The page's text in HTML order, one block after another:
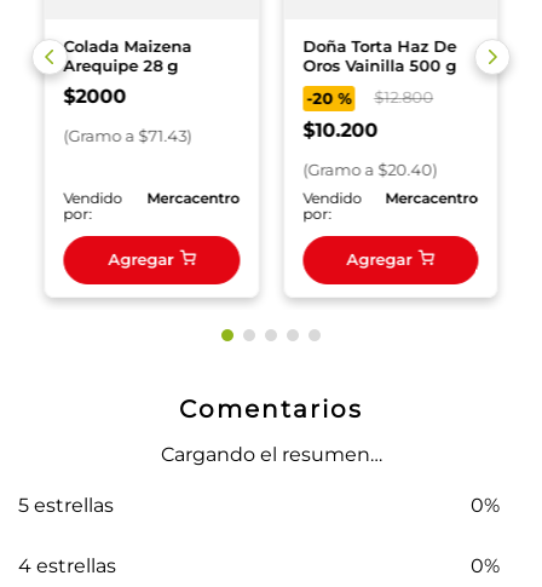
Colada Maizena
Arequipe 28 g
$2000
(Gramoa $71.43)
Vendido
por:
Mercacentro
Agregar
Doña Torta Haz De
Oros Vainilla 500 g
-20 % $12.800
$10.200
(Gramoa $20.40)
Vendido
por:
Mercacentro
Agregar
Comentarios
Cargando el resumen…
5 estrellas 0%
4 estrellas 0%